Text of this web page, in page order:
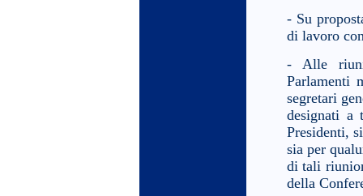
- Su
di lavoro
- Alle
Parlamenti
segretari
designati a
Presidenti,
sia per
di tali
della